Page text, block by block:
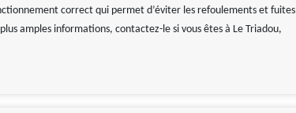
correct qui permet d’éviter les refoulements et fuites
amples informations, contactez-le si vous êtes à Le Triadou,